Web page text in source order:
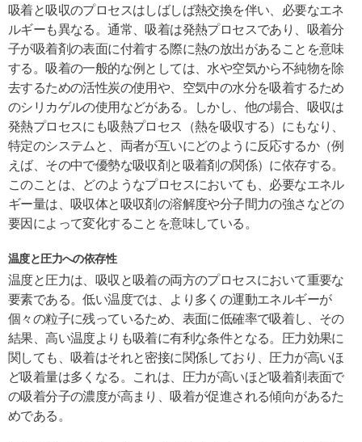
吸着と吸収のプロセスはしばしば熱交換を伴い、必要なエネ
ルギーも異なる。通常、吸着は発熱プロセスであり、吸着分
子が吸着剤の表面に付着する際に熱の放出があることを意味
する。吸着の一般的な例としては、水や空気から不純物を除
去するための活性炭の使用や、空気中の水分を吸着するため
のシリカゲルの使用などがある。しかし、他の場合、吸収は
発熱プロセスにも吸熱プロセス（熱を吸収する）にもなり、
特定のシステムと、両者が互いにどのように反応するか（例
えば、その中で優勢な吸収剤と吸着剤の関係）に依存する。
このことは、どのようなプロセスにおいても、必要なエネル
ギー量は、吸収体と吸収剤の溶解度や分子間力の強さなどの
要因によって変化することを意味している。
温度と圧力への依存性
温度と圧力は、吸収と吸着の両方のプロセスにおいて重要な
要素である。低い温度では、より多くの運動エネルギーが
個々の粒子に残っているため、表面に低確率で吸着し、その
結果、高い温度よりも吸着に有利な条件となる。圧力効果に
関しても、吸着はそれと密接に関係しており、圧力が高いほ
ど吸着量は多くなる。これは、圧力が高いほど吸着剤表面で
の吸着分子の濃度が高まり、吸着が促進される傾向があるた
めである。